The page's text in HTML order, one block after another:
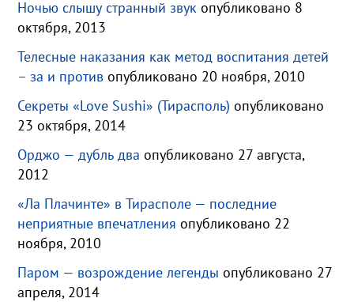
Ночью слышу странный звук опубликовано 8
октября, 2013
Телесные наказания как метод воспитания детей
– за и против опубликовано 20 ноября, 2010
Секреты «Love Sushi» (Тирасполь) опубликовано
23 октября, 2014
Орджо — дубль два опубликовано 27 августа,
2012
«Ла Плачинте» в Тирасполе — последние
неприятные впечатления опубликовано 22
ноября, 2010
Паром — возрождение легенды опубликовано 27
апреля, 2014